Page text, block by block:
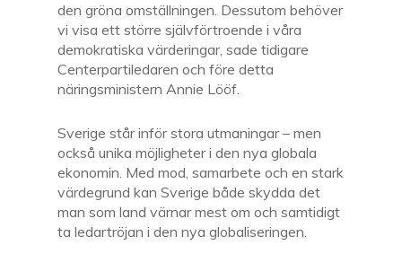
den gröna omställningen. Dessutom behöver
vi visa ett större självförtroende i våra
demokratiska värderingar, sade tidigare
Centerpartiledaren och före detta
näringsministern Annie Lööf.
Sverige står inför stora utmaningar – men
också unika möjligheter i den nya globala
ekonomin. Med mod, samarbete och en stark
värdegrund kan Sverige både skydda det
man som land värnar mest om och samtidigt
ta ledartröjan i den nya globaliseringen.